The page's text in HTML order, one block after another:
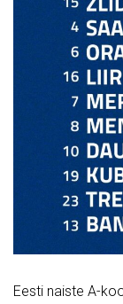
Eesti naiste A-